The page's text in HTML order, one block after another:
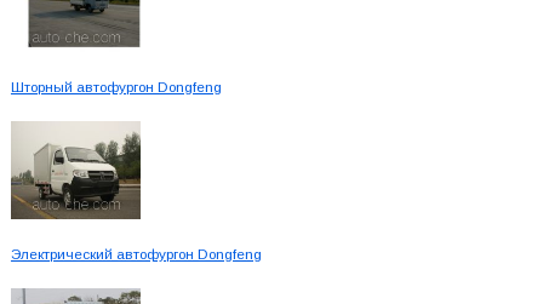
Шторный автофургон Dongfeng
Электрический автофургон Dongfeng